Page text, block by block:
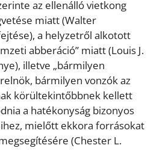
az ellenálló vietkong
miatt (Walter
a helyzetről alkotott
abberáció” miatt (Louis J.
illetve „bármilyen
bármilyen vonzók az
körültekintőbbnek kellett
a hatékonyság bizonyos
mielőtt ekkora forrásokat
(Chester L.